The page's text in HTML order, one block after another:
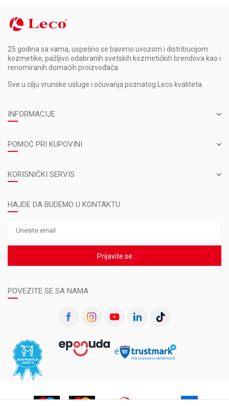
25 godina sa vama, uspešno se bavimo uvozom i distribucijom
kozmetike, pažljivo odabranih svetskih kozmetičkih brendova kao i
renomiranih domaćih proizvođača.
Sve u cilju vrunske usluge i očuvanja poznatog Leco kvaliteta.
INFORMACIJE
POMOĆ PRI KUPOVINI
KORISNIČKI SERVIS
HAJDE DA BUDEMO U KONTAKTU
Prijavite se
POVEZITE SE SA NAMA